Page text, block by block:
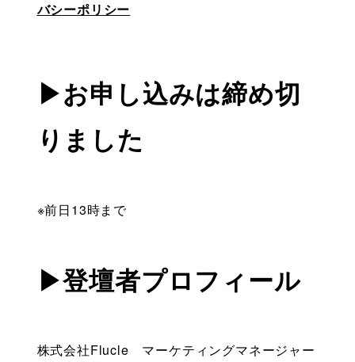
バシーポリシー
▶お申し込みは締め切
りました
※前日13時まで
▶登壇者プロフィール
株式会社Flucle　マーケティングマネージャー